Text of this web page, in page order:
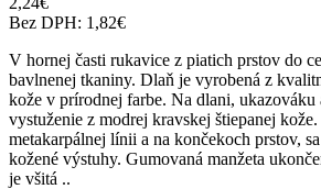
Bez DPH: 1,82€
V hornej časti rukavice z piatich prstov do
bavlnenej tkaniny. Dlaň je vyrobená z
kože v prírodnej farbe. Na dlani, ukazováku
vystuženie z modrej kravskej štiepanej
metakarpálnej línii a na končekoch prstov,
kožené výstuhy. Gumovaná manžeta
je všitá ..